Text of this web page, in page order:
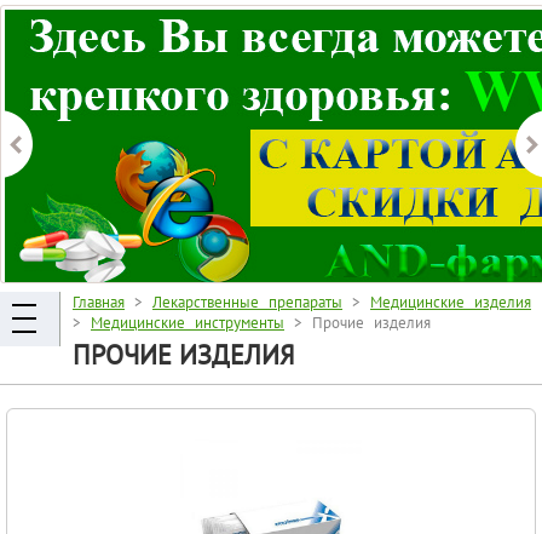
Главная > Лекарственные препараты > Медицинские изделия
> Медицинские инструменты > Прочие изделия
ПРОЧИЕ ИЗДЕЛИЯ